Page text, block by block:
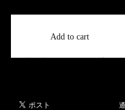
Add to cart